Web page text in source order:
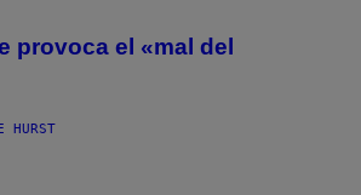
provoca el «mal del
HURST